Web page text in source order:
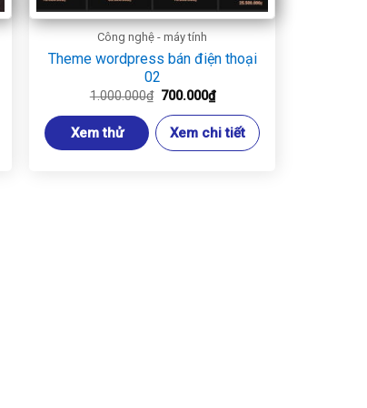
Công nghệ - máy tính
Theme wordpress bán điện thoại
02
1.000.000₫ Giá
là:
1.000.000₫.
700.000₫Giá
hiện
tại
là:
700.000₫.
Xem thử Xem chi tiết